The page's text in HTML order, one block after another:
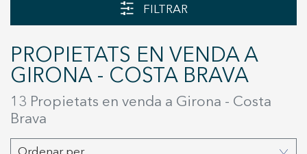
VENDRE
OBRA NOVA
INVERSIONS
FILTRAR
PROPIETATS EN VENDA A
GIRONA - COSTA BRAVA
13 Propietats en venda a Girona - Costa
Brava